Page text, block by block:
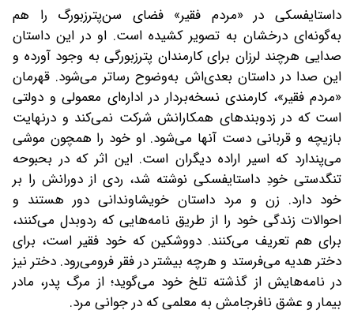
داستایفسکی در «مردم فقیر» فضای سن‌پترزبورگ را هم
به‌گونه‌ای درخشان به تصویر کشیده است. او در این داستان
صدایی هرچند لرزان برای کارمندان پترزبورگی به وجود آورده و
این صدا در داستان بعدی‌اش به‌وضوح رساتر می‌شود. قهرمان
«مردم فقیر»، کارمندی نسخه‌بردار در اداره‌ای معمولی و دولتی
است که در زدوبندهای همکارانش شرکت نمی‌کند و درنهایت
بازیچه و قربانی دست آنها می‌شود. او خود را همچون موشی
می‌پندارد که اسیر اراده دیگران است. این اثر که در بحبوحه
تنگدستی خودِ داستایفسکی نوشته شد، ردی از دورانش را بر
خود دارد. زن و مرد داستان خویشاوندانی دور هستند و
احوالات زندگی خود را از طریق نامه‌هایی که ردوبدل می‌کنند،
برای هم تعریف می‌کنند. دووشکین که خود فقیر است، برای
دختر هدیه می‌فرستد و هرچه بیشتر در فقر فرومی‌رود. دختر نیز
در نامه‌هایش از گذشته تلخ خود می‌گوید؛ از مرگ پدر، مادر
بیمار و عشق نافرجامش به معلمی که در جوانی مرد.